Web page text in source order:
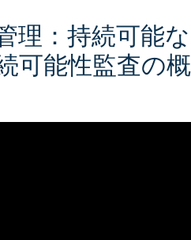
理：持続可能な
可能性監査の概